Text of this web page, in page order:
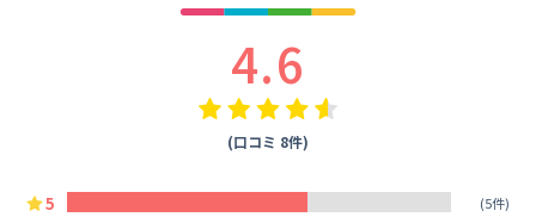
4.6
(口コミ 8件)
5 (5件)